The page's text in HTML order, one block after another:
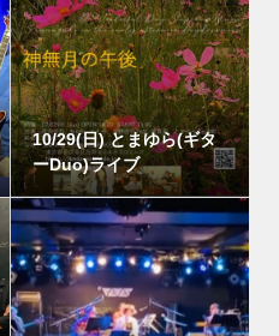
10/29(日) とまゆら(ギタ
ーDuo)ライブ